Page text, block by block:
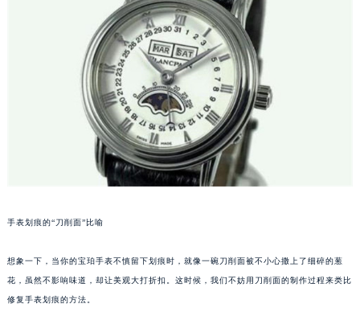
手表划痕的“刀削面”比喻
想象一下，当你的宝珀手表不慎留下划痕时，就像一碗刀削面被不小心撒上了细碎的葱
花，虽然不影响味道，却让美观大打折扣。这时候，我们不妨用刀削面的制作过程来类比
修复手表划痕的方法。